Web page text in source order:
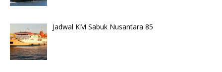
Jadwal KM Sabuk Nusantara 85